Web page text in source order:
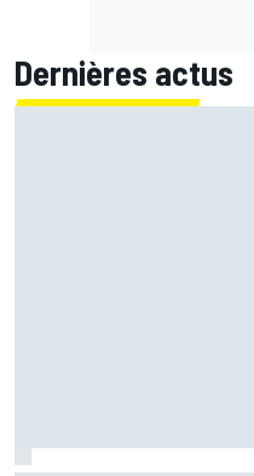
Dernières actus